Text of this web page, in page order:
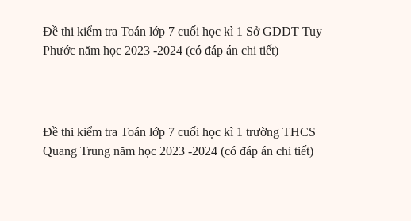
Đề thi kiểm tra Toán lớp 7 cuối học kì 1 Sở GDDT Tuy
Phước năm học 2023 -2024 (có đáp án chi tiết)
Đề thi kiểm tra Toán lớp 7 cuối học kì 1 trường THCS
Quang Trung năm học 2023 -2024 (có đáp án chi tiết)